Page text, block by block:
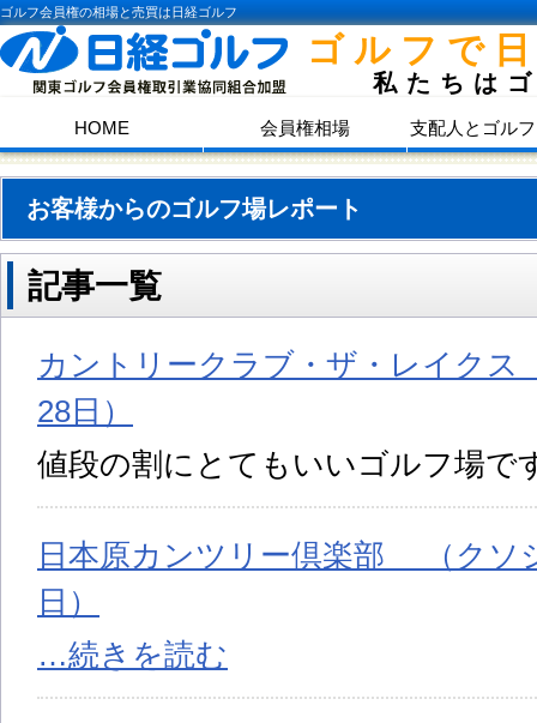
ゴルフ会員権の相場と売買は日経ゴルフ
ゴルフで
私たちは
HOME 会員権相場 支配人とゴル
お客様からのゴルフ場レポート
記事一覧
カントリークラブ・ザ・レイク
28日）
値段の割にとてもいいゴルフ場で
日本原カンツリー倶楽部 （クソ
日）
…続きを読む